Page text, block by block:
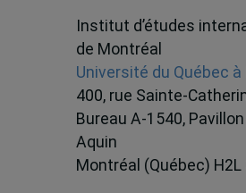
Institut d’études
de Montréal
Université du Québec à
400, rue Sainte-
Bureau A-1540,
Aquin
Montréal (Québec) H2L